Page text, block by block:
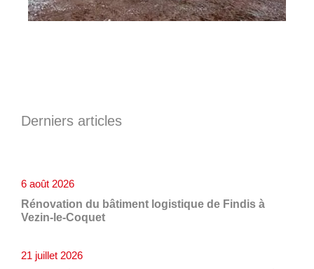
Derniers articles
Rénovation du bâtiment logistique de Findis à
Vezin-le-Coquet
6 août 2026
21 juillet 2026